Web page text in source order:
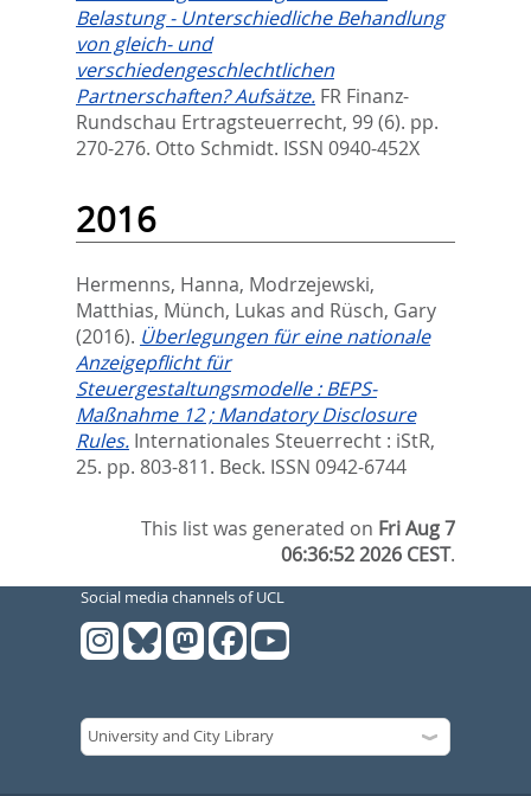
Belastung - Unterschiedliche Behandlung
von gleich- und
verschiedengeschlechtlichen
Partnerschaften? Aufsätze. FR Finanz-
Rundschau Ertragsteuerrecht, 99 (6). pp.
270-276. Otto Schmidt. ISSN 0940-452X
2016
Hermenns, Hanna, Modrzejewski,
Matthias, Münch, Lukas and Rüsch, Gary
(2016). Überlegungen für eine nationale
Anzeigepflicht für
Steuergestaltungsmodelle : BEPS-
Maßnahme 12 ; Mandatory Disclosure
Rules. Internationales Steuerrecht : iStR,
25. pp. 803-811. Beck. ISSN 0942-6744
This list was generated on Fri Aug 7
06:36:52 2026 CEST.
Social media channels of UCL